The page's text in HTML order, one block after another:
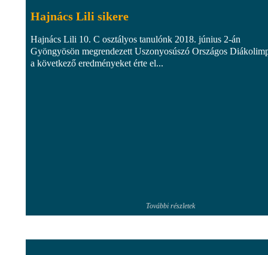
Hajnács Lili sikere
Hajnács Lili 10. C osztályos tanulónk 2018. június 2-án
Gyöngyösön megrendezett Uszonyosúszó Országos
a következő eredményeket érte el...
További részletek